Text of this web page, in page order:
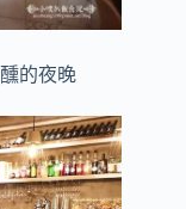
的夜晚